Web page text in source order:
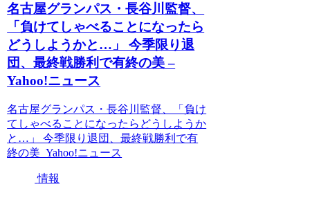
名古屋グランパス・長谷川監督、
「負けてしゃべることになったら
どうしようかと…」 今季限り退
団、最終戦勝利で有終の美 –
Yahoo!ニュース
名古屋グランパス・長谷川監督、「負け
てしゃべることになったらどうしようか
と…」 今季限り退団、最終戦勝利で有
終の美 Yahoo!ニュース
情報